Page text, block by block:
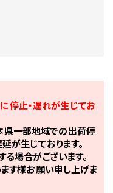
停止・遅れが生じてお
県一部地域での出荷停
が生じております。
場合がございます。
す様お願い申し上げま